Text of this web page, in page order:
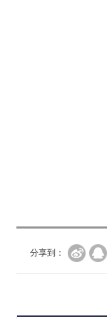
分享到：